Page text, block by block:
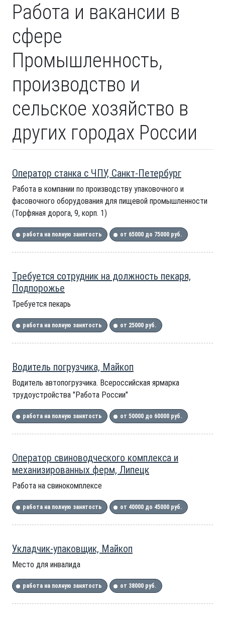
Работа и вакансии в
сфере
Промышленность,
производство и
сельское хозяйство в
других городах России
Оператор станка с ЧПУ, Санкт-Петербург
Работа в компании по производству упаковочного и
фасовочного оборудования для пищевой промышленности
(Торфяная дорога, 9, корп. 1)
работа на полную занятость от 65000 до 75000 руб.
Требуется сотрудник на должность пекаря,
Подпорожье
Требуется пекарь
работа на полную занятость от 25000 руб.
Водитель погрузчика, Майкоп
Водитель автопогрузчика. Всероссийская ярмарка
трудоустройства "Работа России"
работа на полную занятость от 50000 до 60000 руб.
Оператор свиноводческого комплекса и
механизированных ферм, Липецк
Работа на свинокомплексе
работа на полную занятость от 40000 до 45000 руб.
Укладчик-упаковщик, Майкоп
Место для инвалида
работа на полную занятость от 38000 руб.